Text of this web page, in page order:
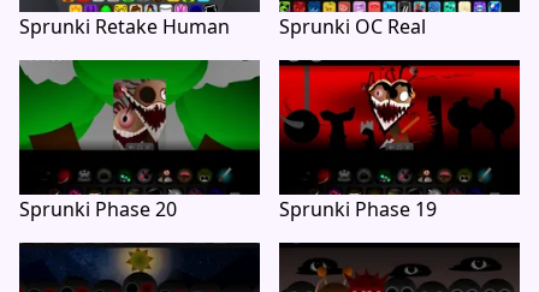
Sprunki Retake Human Sprunki OC Real
Sprunki Phase 20 Sprunki Phase 19